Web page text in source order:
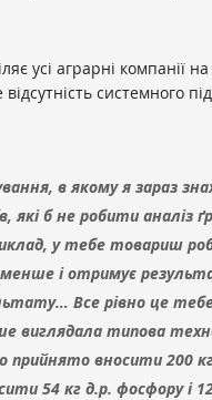
усі аграрні компанії
відсутність системного
в якому я зараз
які б не робити
у тебе товариш
менше і отримує
Все рівно це
виглядала типова
прийнято вносити 200
54 кг д.р. фосфору і